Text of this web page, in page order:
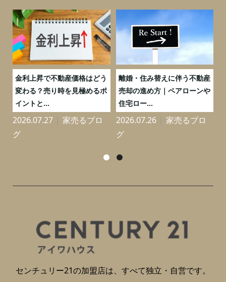
金利上昇で不動産価格はどう
変わる？売り時を見極めるポ
イントと...
2026.07.27
家売るブロ
グ
離婚・住み替えに伴う不動産
売却の進め方｜ペアローンや
住宅ロー...
2026.07.26
家売るブロ
グ
センチュリー21の加盟店は、すべて独立・自営です。